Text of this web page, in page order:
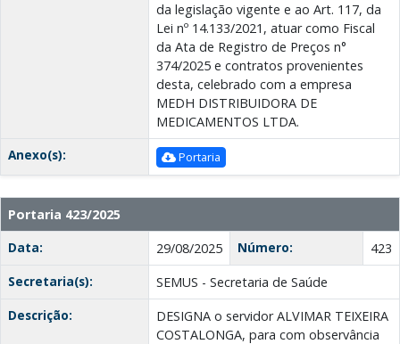
da legislação vigente e ao Art. 117, da
Lei nº 14.133/2021, atuar como Fiscal
da Ata de Registro de Preços n°
374/2025 e contratos provenientes
desta, celebrado com a empresa
MEDH DISTRIBUIDORA DE
MEDICAMENTOS LTDA.
Anexo(s):
Portaria
Portaria 423/2025
Data:
29/08/2025 Número:
423
Secretaria(s):
SEMUS - Secretaria de Saúde
Descrição:
DESIGNA o servidor ALVIMAR TEIXEIRA
COSTALONGA, para com observância